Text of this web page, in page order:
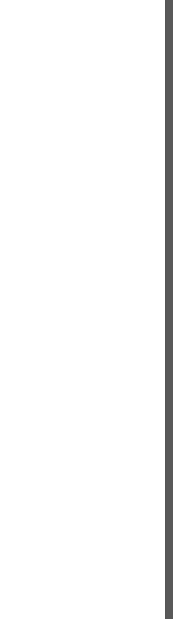
zahtjevi za
u duhu moderne javne
podizno-kliznim
prilagoditi –
se upravljati ručno ili
protiv provale do RC 3